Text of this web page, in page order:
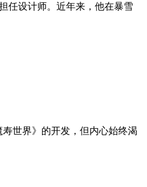
任设计师。近年来，他在暴雪
寿世界》的开发，但内心始终渴